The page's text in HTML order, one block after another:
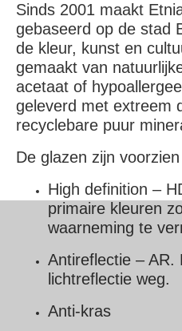
Sinds 2001 maakt
gebaseerd op de stad
de kleur, kunst en
gemaakt van
acetaat of
geleverd met extreem
recyclebare puur
De glazen zijn
High definition –
primaire kleuren
waarneming te
Antireflectie – AR.
lichtreflectie weg.
Anti-kras